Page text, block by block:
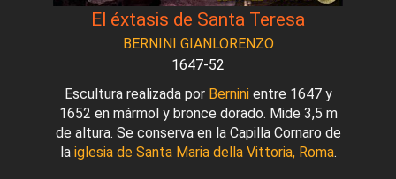
El éxtasis de Santa Teresa
BERNINI GIANLORENZO
1647-52
Escultura realizada por Berninientre 1647 y
1652 en mármol y bronce dorado. Mide 3,5 m
de altura. Se conserva en la Capilla Cornaro de
la iglesia de Santa Maria della Vittoria, Roma.